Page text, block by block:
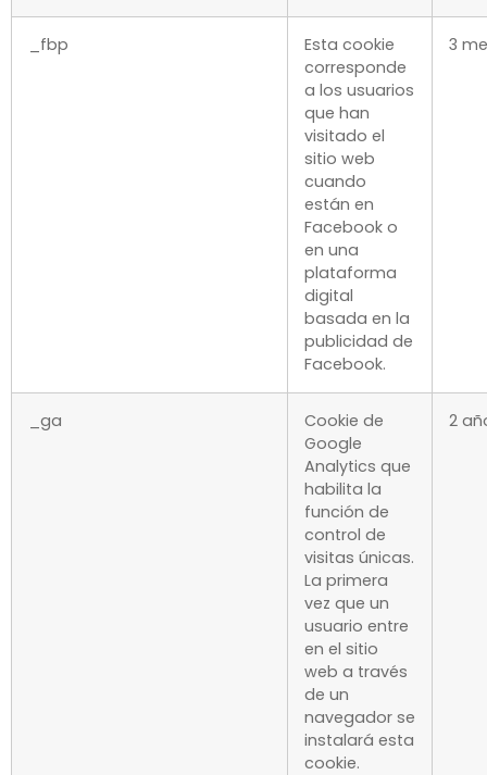
_fbp
Esta cookie
corresponde
a los usuarios
que han
visitado el
sitio web
cuando
están en
Facebook o
en una
plataforma
digital
basada en la
publicidad de
Facebook.
3
_ga
Cookie de
Google
Analytics que
habilita la
función de
control de
visitas únicas.
La primera
vez que un
usuario entre
en el sitio
web a través
de un
navegador se
instalará esta
cookie.
2